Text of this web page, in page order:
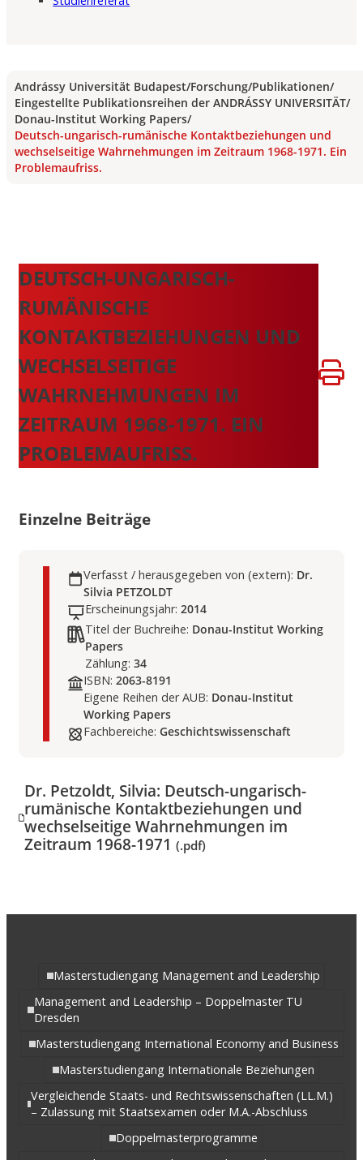
Andrássy Universität Budapest/Forschung/Publikationen/
Eingestellte Publikationsreihen der ANDRÁSSY UNIVERSITÄT/
Donau-Institut Working Papers/
Deutsch-ungarisch-rumänische Kontaktbeziehungen und
wechselseitige Wahrnehmungen im Zeitraum 1968-1971. Ein
Problemaufriss.
DEUTSCH-UNGARISCH-
RUMÄNISCHE
KONTAKTBEZIEHUNGEN UND
WECHSELSEITIGE
WAHRNEHMUNGEN IM
ZEITRAUM 1968-1971. EIN
PROBLEMAUFRISS.
Einzelne Beiträge
Verfasst / herausgegeben von (extern): Dr.
Silvia PETZOLDT
Erscheinungsjahr: 2014
Titel der Buchreihe: Donau-Institut Working
Papers
Zählung: 34
ISBN: 2063-8191
Eigene Reihen der AUB: Donau-Institut
Working Papers
Fachbereiche: Geschichtswissenschaft
Dr. Petzoldt, Silvia: Deutsch-ungarisch-
rumänische Kontaktbeziehungen und
wechselseitige Wahrnehmungen im
Zeitraum 1968-1971(.pdf)
Masterstudiengang Management and Leadership
Management and Leadership – Doppelmaster TU
Dresden
Masterstudiengang International Economy and Business
Masterstudiengang Internationale Beziehungen
Vergleichende Staats- und Rechtswissenschaften (LL.M.)
– Zulassung mit Staatsexamen oder M.A.-Abschluss
Doppelmasterprogramme